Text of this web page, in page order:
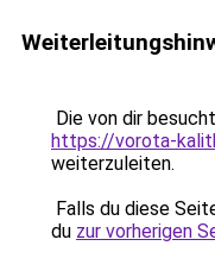
Die von dir
https://vorota-
weiterzuleiten.
Falls du diese
du zur vorherigen